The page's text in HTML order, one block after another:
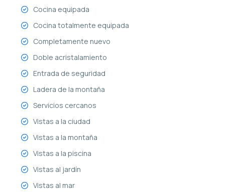
Cocina equipada
Cocina totalmente equipada
Completamente nuevo
Doble acristalamiento
Entrada de seguridad
Ladera de la montaña
Servicios cercanos
Vistas a la ciudad
Vistas a la montaña
Vistas a la piscina
Vistas al jardín
Vistas al mar